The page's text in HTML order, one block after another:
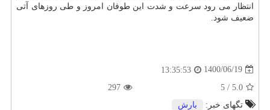
انتظار می رود سرعت و شدت این طوفان امروز و طی روزهای آتی
ضعیف شود.
1400/06/19
13:35:53
5.0
/
5
297
تگهای خبر:
بارش